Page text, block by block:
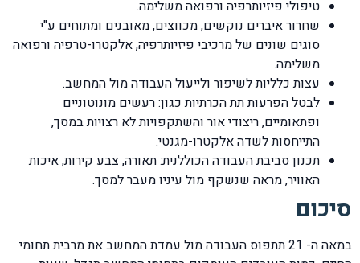
טיפולי פיזיותרפיה ורפואה משלימה.
שחרור איברים נוקשים, מכווצים, מאובנים ומתוחים ע"י
סוגים שונים של מרכיבי פיזיותרפיה, אלקטרו-טרפיה ורפואה
משלימה.
עצות כלליות לשיפור ולייעול העבודה מול המחשב.
לבטל הפרעות תת הכרתיות כגון: רעשים מונוטוניים
ופתאומיים, ריצודי אור והשתקפויות לא רצויות במסך,
התייחסות לשדה אלקטרו-מגנטי.
תכנון סביבת העבודה הכוללנית: תאורה, צבע קירות, איכות
האוויר, מראה שנשקף מול עיניו מעבר למסך.
סיכום
במאה ה- 21 תתפוס העבודה מול עמדת המחשב את מרבית תחומי